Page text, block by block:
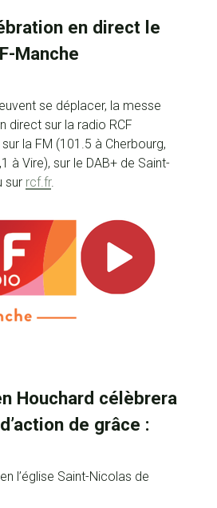
en direct le
Manche
se déplacer, la messe
direct sur la radio RCF
la FM (101.5 à Cherbourg,
à Vire), sur le DAB+ de Saint-
sur rcf.fr.
Houchard célèbrera
de grâce :
l’église Saint-Nicolas de